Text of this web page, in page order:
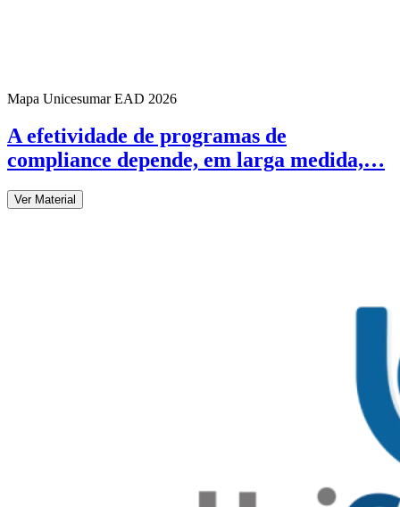
Mapa Unicesumar EAD 2026
A efetividade de programas de
compliance depende, em larga medida,…
Ver Material